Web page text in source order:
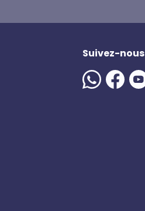
Suivez-nous